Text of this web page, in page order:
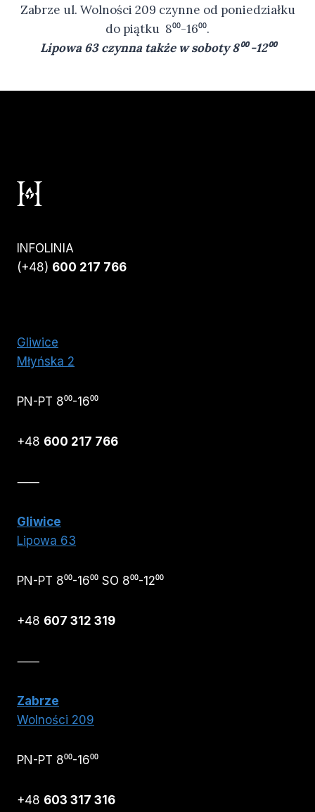
Zabrze ul. Wolności 209 czynne od poniedziałku
do piątku 8⁰⁰-16⁰⁰.
Lipowa 63 czynna także w soboty 8⁰⁰ -12⁰⁰
INFOLINIA
(+48) 600 217 766
Gliwice
Młyńska 2
PN-PT 8⁰⁰-16⁰⁰
+48 600 217 766
⸺
Gliwice
Lipowa 63
PN-PT 8⁰⁰-16⁰⁰ SO 8⁰⁰-12⁰⁰
+48 607 312 319
⸺
Zabrze
Wolności 209
PN-PT 8⁰⁰-16⁰⁰
+48 603 317 316